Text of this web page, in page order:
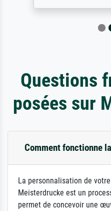
Questions
posées sur
Comment fonctionne
La personnalisation de
Meisterdrucke est un
permet de concevoir une